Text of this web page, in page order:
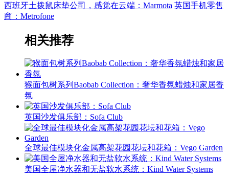
西班牙土拨鼠床垫公司，感觉在云端：Marmota 英国手机零售
商：Metrofone
相关推荐
猴面包树系列Baobab Collection：奢华香氛蜡烛和家居香
氛
英国沙发俱乐部：Sofa Club
全球最佳模块化金属高架花园花坛和花箱：Vego Garden
美国全屋净水器和无盐软水系统：Kind Water Systems